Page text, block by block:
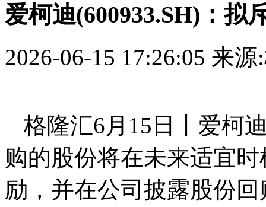
爱柯迪(600933.SH)：拟
2026-06-15 17:26:05 来源
格隆汇6月15日丨爱柯
购的股份将在未来适宜
励，并在公司披露股份